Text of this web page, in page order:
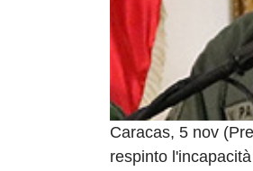
Caracas, 5 nov
respinto